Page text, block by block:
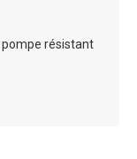
résistant